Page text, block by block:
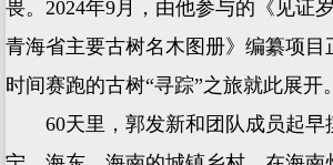
畏。2024年9月，由他参与的《见
青海省主要古树名木图册》编纂项目
时间赛跑的古树“寻踪”之旅就此展开。
60天里，郭发新和团队成员起早